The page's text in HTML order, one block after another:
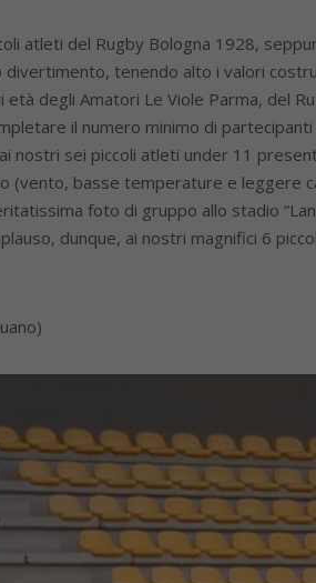
atleti del Rugby Bologna 1928,
divertimento, tenendo alto i valori
età degli Amatori Le Viole Parma, del
il numero minimo di
nostri sei piccoli atleti under 11
(vento, basse temperature e leggere
foto di gruppo allo stadio
dunque, ai nostri magnifici 6